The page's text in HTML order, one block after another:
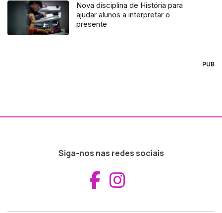
Nova disciplina de História para
ajudar alunos a interpretar o
presente
PUB
Siga-nos nas redes sociais
Aceder ao